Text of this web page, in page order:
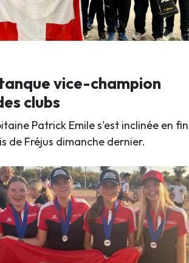
vice-champion
clubs
Patrick Emile s'est inclinée en
de Fréjus dimanche dernier.